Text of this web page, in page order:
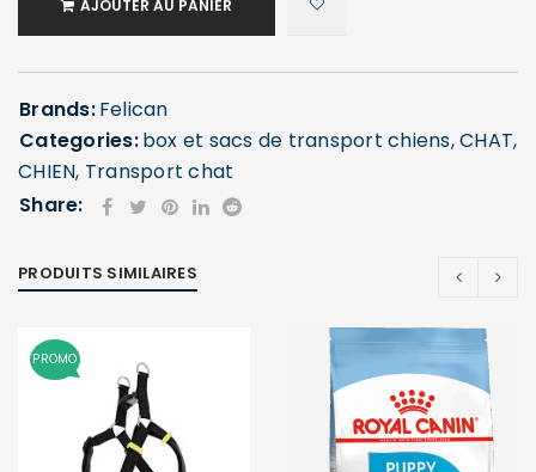
AJOUTER AU PANIER
Brands:Felican
Categories:box et sacs de transport chiens,CHAT,
CHIEN, Transport chat
Share:
PRODUITS SIMILAIRES
PROMO